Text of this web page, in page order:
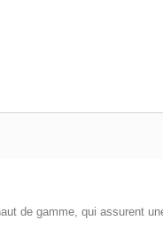
de gamme, qui assurent